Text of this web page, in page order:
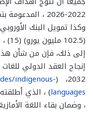
إلى ذلك، فإن من شأن
2032، (
indigenous-
languages
، وضمان بقاء اللغة